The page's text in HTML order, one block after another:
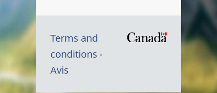
Terms and
conditions
Avis